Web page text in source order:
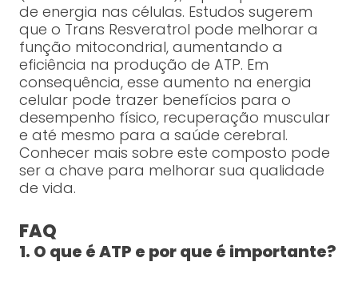
de energia nas células. Estudos sugerem
que o Trans Resveratrol pode melhorar a
função mitocondrial, aumentando a
eficiência na produção de ATP. Em
consequência, esse aumento na energia
celular pode trazer benefícios para o
desempenho físico, recuperação muscular
e até mesmo para a saúde cerebral.
Conhecer mais sobre este composto pode
ser a chave para melhorar sua qualidade
de vida.
FAQ
1. O que é ATP e por que é importante?